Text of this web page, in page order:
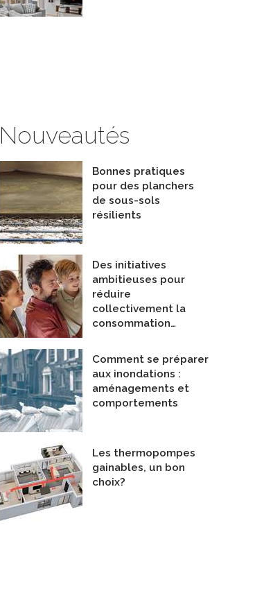
Nouveautés
Bonnes pratiques
pour des planchers
de sous-sols
résilients
Des initiatives
ambitieuses pour
réduire
collectivement la
consommation…
Comment se préparer
aux inondations :
aménagements et
comportements
Les thermopompes
gainables, un bon
choix?